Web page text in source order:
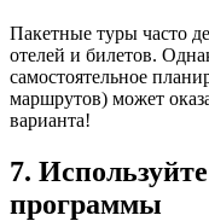
Пакетные туры часто
отелей и билетов.
самостоятельное
маршрутов) может
варианта!
7.
программы